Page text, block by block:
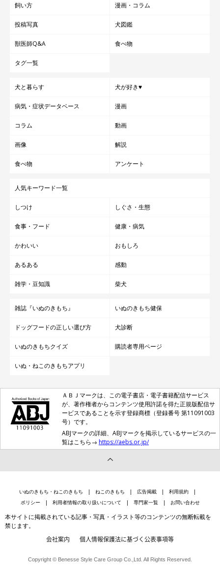
飼い方 漫画・コラム
投稿写真 犬図鑑
獣医師Q&A 食べ物
タグ一覧
犬と暮らす 犬が好き♥
病気・症状データベース 漫画
コラム 動画
画像 解説
食べ物 アンケート
人気キーワード一覧
しつけ しぐさ・生態
食事・フード 健康・病気
かわいい おもしろ
あるある 感動
雑学・豆知識 柴犬
雑誌『いぬのきもち』 いぬのきもち健保
ドッグフードの正しい選び方 犬診断
いぬのきもちクイズ 購読者専用ページ
いぬ・ねこのきもちアプリ
ＡＢＪマークは、この電子書店・電子書籍配信サービス
が、著作権者からコンテンツ使用許諾を得た正規版配信サ
ービスであることを示す登録商標（登録番号 第11091003
号）です。
ABJマークの詳細、ABJマークを掲示しているサービスの一
覧はこちら→ https://aebs.or.jp/
いぬのきもち・ねこのきもち ねこのきもち 広告掲載
利用規約
ポリシー
利用者情報の取り扱いについて 専門家一覧 お問い合わせ
本サイトに掲載されている記事・写真・イラスト等のコンテンツの無断転載を
禁じます。
会社案内 個人情報保護法に基づく公表事項等
Copyright © Benesse Style Care Group Co.,Ltd. All Rights Reserved.